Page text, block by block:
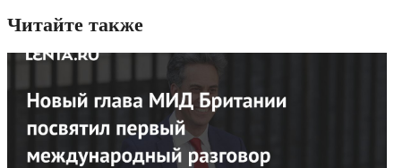
Читайте также